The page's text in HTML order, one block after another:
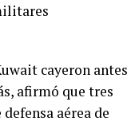
cayeron antes
afirmó que tres
aérea de